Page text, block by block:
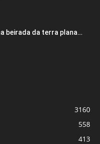
beirada da terra plana…
3160
558
413